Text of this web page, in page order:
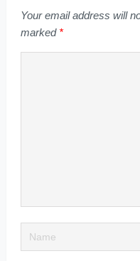
Your email address will
marked *